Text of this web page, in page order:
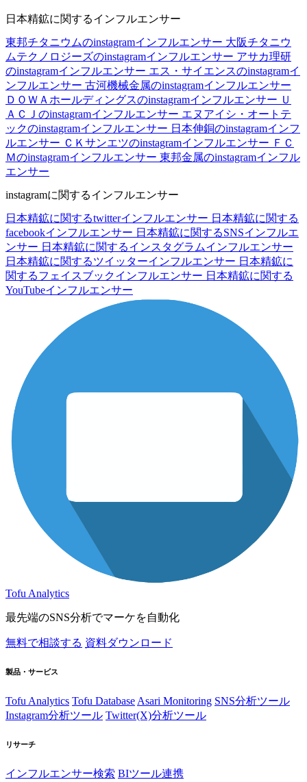
日本精鉱に関するインフルエンサー
東邦チタニウムのinstagramインフルエンサー 大阪チタニウ
ムテクノロジーズのinstagramインフルエンサー アサカ理研
のinstagramインフルエンサー エス・サイエンスのinstagramイ
ンフルエンサー 古河機械金属のinstagramインフルエンサー
ＤＯＷＡホールディングスのinstagramインフルエンサー Ｕ
ＡＣＪのinstagramインフルエンサー エヌアイシ・オートテ
ックのinstagramインフルエンサー 日本伸銅のinstagramインフ
ルエンサー ＣＫサンエツのinstagramインフルエンサー ＦＣ
Ｍのinstagramインフルエンサー 東邦金属のinstagramインフル
エンサー
instagramに関するインフルエンサー
日本精鉱に関するtwitterインフルエンサー 日本精鉱に関する
facebookインフルエンサー 日本精鉱に関するSNSインフルエ
ンサー 日本精鉱に関するインスタグラムインフルエンサー
日本精鉱に関するツイッターインフルエンサー 日本精鉱に
関するフェイスブックインフルエンサー 日本精鉱に関する
YouTubeインフルエンサー
Tofu Analytics
最先端のSNS分析でマーケを自動化
無料で相談する 資料ダウンロード
製品・サービス
Tofu Analytics Tofu Database Asari Monitoring SNS分析ツール
Instagram分析ツール Twitter(X)分析ツール
リサーチ
インフルエンサー検索 BIツール連携